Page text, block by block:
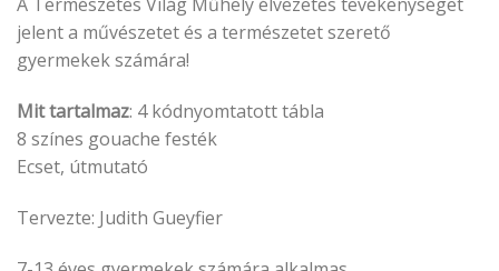
jelent a művészetet és a természetet szerető
gyermekek számára!
Mit tartalmaz: 4 kódnyomtatott tábla
8 színes gouache festék
Ecset, útmutató
Tervezte: Judith Gueyfier